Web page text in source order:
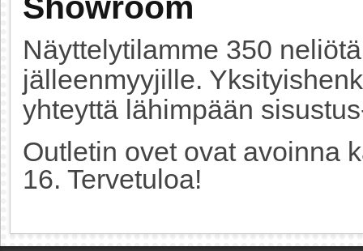
Showroom
Näyttelytilamme 350
jälleenmyyjille.
yhteyttä lähimpään
Outletin ovet ovat avoinna
16. Tervetuloa!